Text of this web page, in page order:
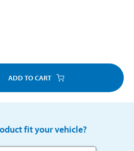
ADD TO CART
fit your vehicle?